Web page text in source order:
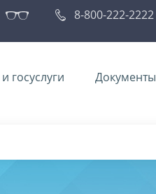
8-800-222-2222
госуслуги Документы